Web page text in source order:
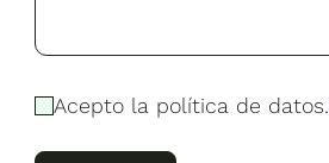
Acepto la política de datos.